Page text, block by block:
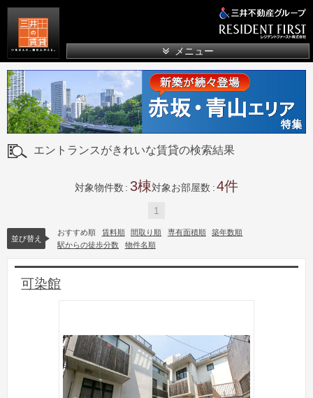
メニュー
エントランスがきれいな賃貸の検索結果
対象物件数 3 対象お部屋数 4
1
並び替え
おすすめ順 賃料順 間取り順 専有面積順
築年数順
駅からの徒歩分数
物件名順
可染館